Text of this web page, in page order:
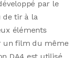
par le
de tir à la
éléments
un film du même